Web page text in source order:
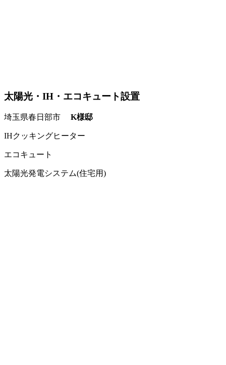
太陽光・IH・エコキュート設置
埼玉県春日部市 K様邸
IHクッキングヒーター
エコキュート
太陽光発電システム(住宅用)